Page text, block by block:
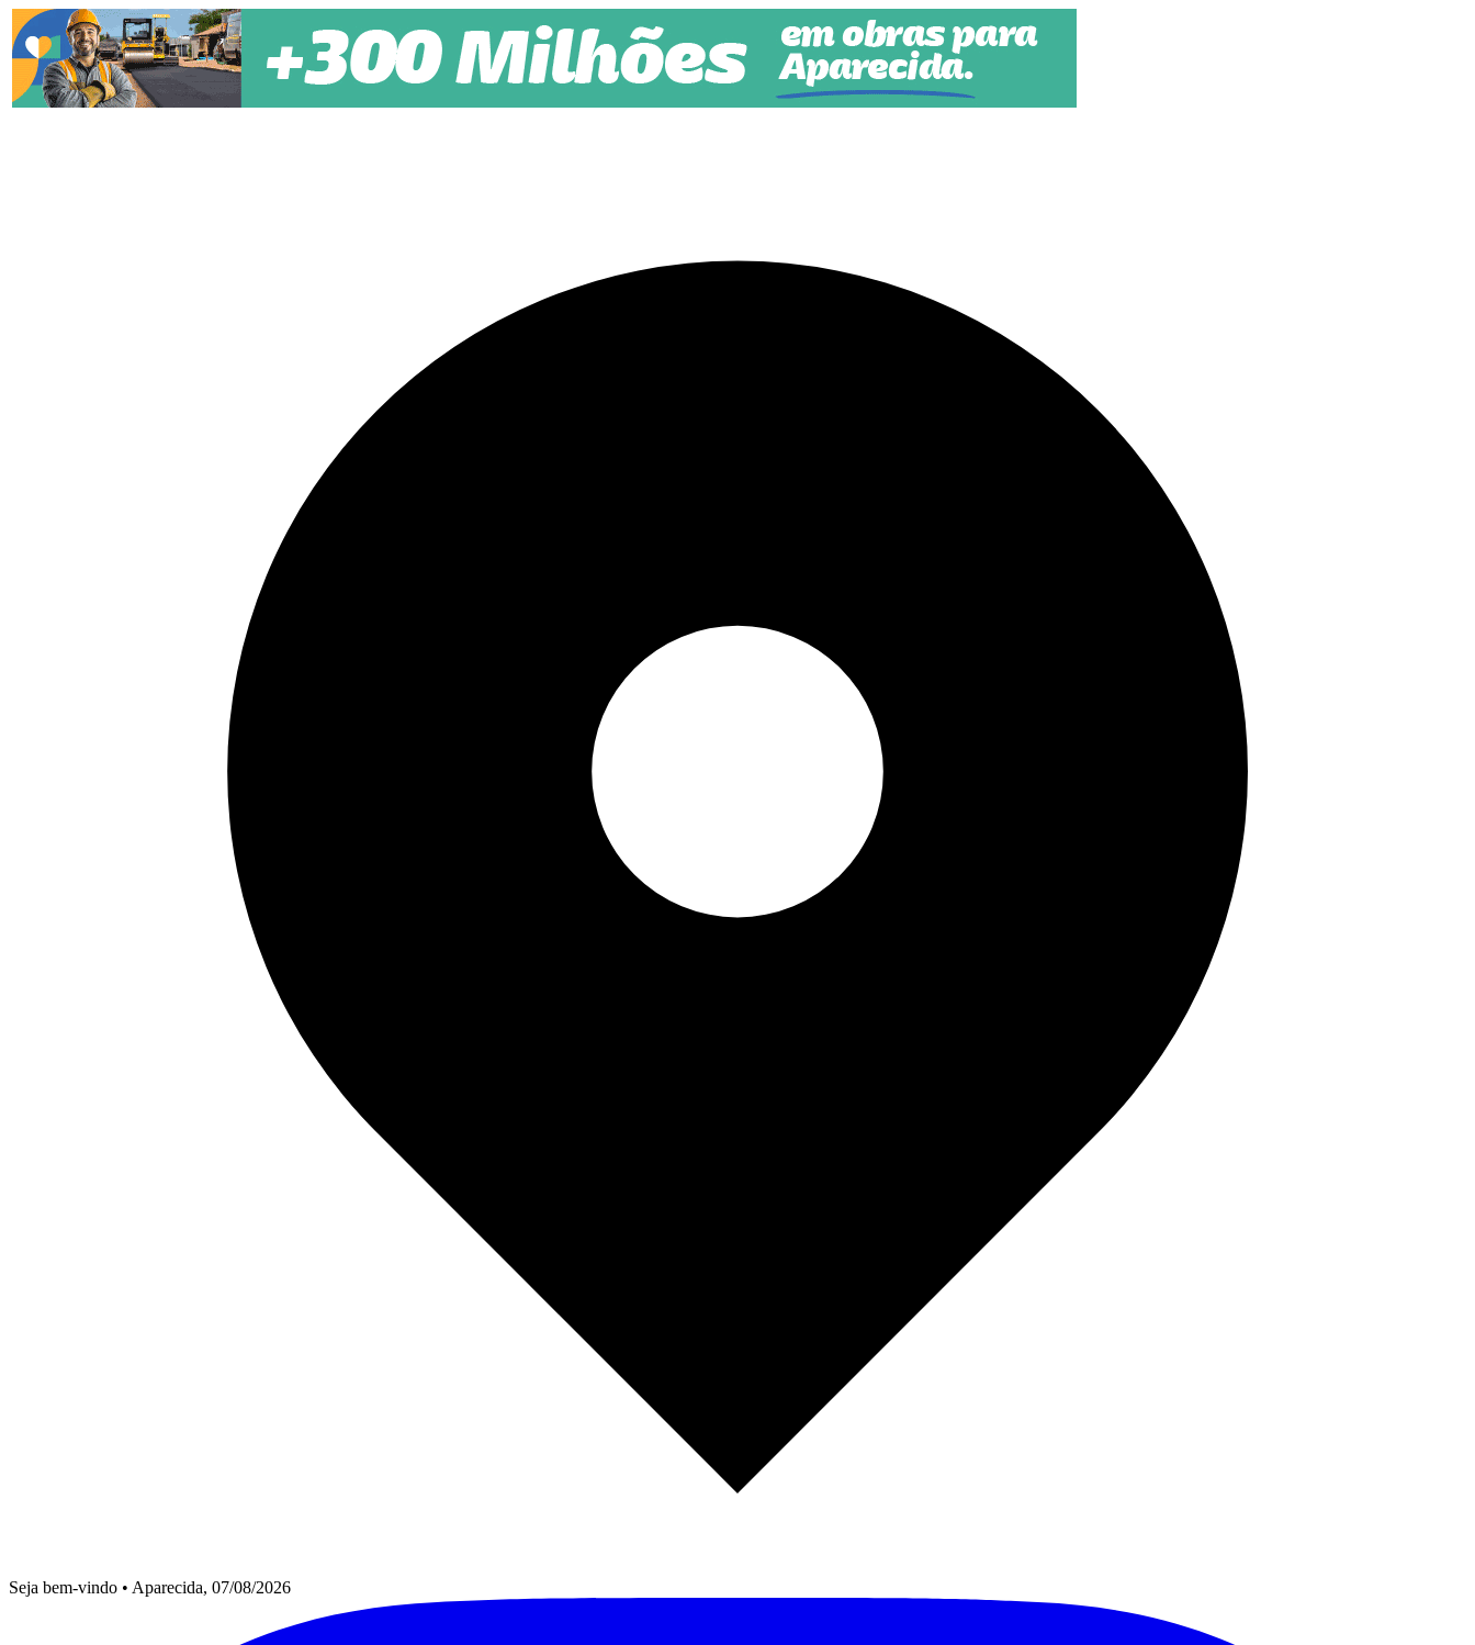
Pular para o conteúdo
Seja bem-vindo • Aparecida, 07/08/2026